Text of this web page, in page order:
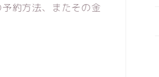
約方法、またその金